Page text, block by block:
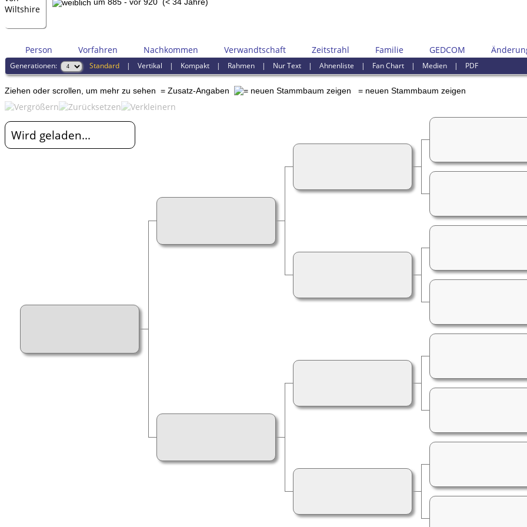
Person Vorfahren Nachkommen Verwandtschaft Zeitstrahl Familie GEDCOM
Generationen: Standard |Vertikal | Kompakt | Rahmen | Nur Text |Ahnenliste | Fan Chart | Medien | PDF
Ziehen oder scrollen, um mehr zu sehen = Zusatz-Angaben = neuen Stammbaum zeigen
Wird geladen...